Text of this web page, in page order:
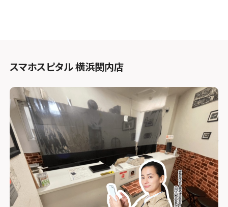
スマホスピタル 横浜関内店